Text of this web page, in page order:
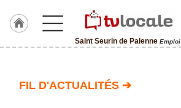
Saint Seurin de Palenne Emploi
FIL D'ACTUALITÉS ➔